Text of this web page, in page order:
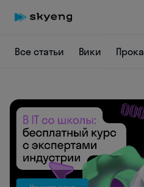
Все статьи Вики
Skyeng Chat
online